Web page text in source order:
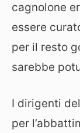
cagnolone
essere
per il resto
sarebbe
I dirigenti
per